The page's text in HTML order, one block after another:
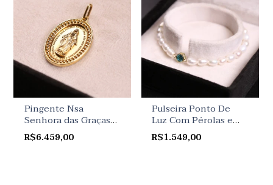
Pingente Nsa
Senhora das Graças
Em Ouro Amarelo
R$6.459,00
Pulseira Ponto De
Luz Com Pérolas e
Jade Azul Em Ouro
Amarelo
R$1.549,00